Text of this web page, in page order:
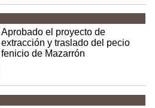
Aprobado el proyecto de
extracción y traslado del pecio
fenicio de Mazarrón